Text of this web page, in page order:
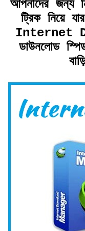
আপনাদের জন্য
ট্রিক নিয়ে
Internet
ডাউনলোড